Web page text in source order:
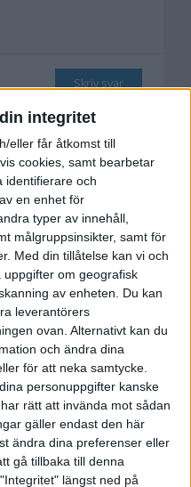
integritet
eller får åtkomst till
cookies, samt bearbetar
identifierare och
en enhet för
typer av innehåll,
målgruppsinsikter, samt för
Med din tillåtelse kan vi och
om geografisk
av enheten. Du kan
leverantörers
ovan. Alternativt kan du
och ändra dina
för att neka samtycke.
personuppgifter kanske
rätt att invända mot sådan
gäller endast den här
ändra dina preferenser eller
gå tillbaka till denna
längst ned på
Skriv svar
Kina till min butik.
på detta. Hur
rätt?
eller tull för varorna